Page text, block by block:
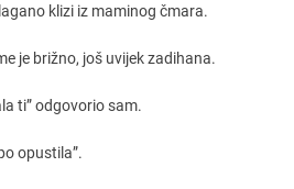
klizi iz maminog čmara.
je brižno, još uvijek zadihana.
ti” odgovorio sam.
opustila”.